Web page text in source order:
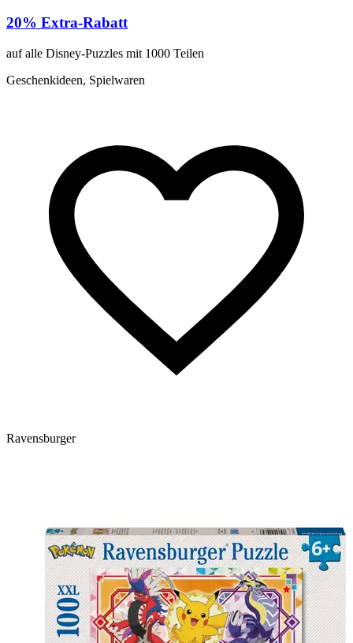
20% Extra-Rabatt
auf alle Disney-Puzzles mit 1000 Teilen
Geschenkideen, Spielwaren
Ravensburger